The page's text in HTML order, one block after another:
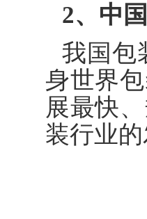
2、中
我国包
身世界
展最快
装行业